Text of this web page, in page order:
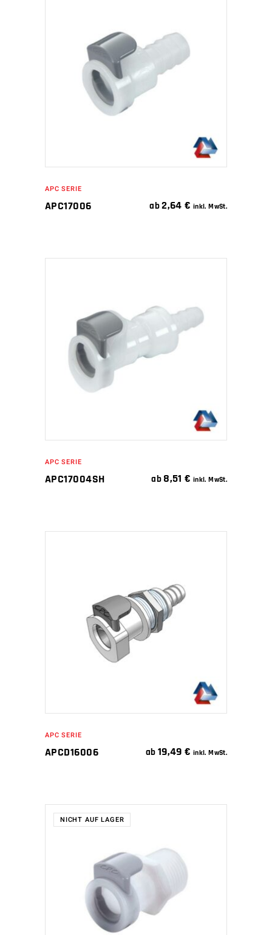
IN DEN WARENKORB
APC SERIE
APC17006 ab2,64€ inkl. MwSt.
IN DEN WARENKORB
APC SERIE
APC17004SH ab 8,51€ inkl. MwSt.
IN DEN WARENKORB
APC SERIE
APCD16006 ab 19,49€ inkl. MwSt.
NICHT AUF LAGER
WEITERLESEN